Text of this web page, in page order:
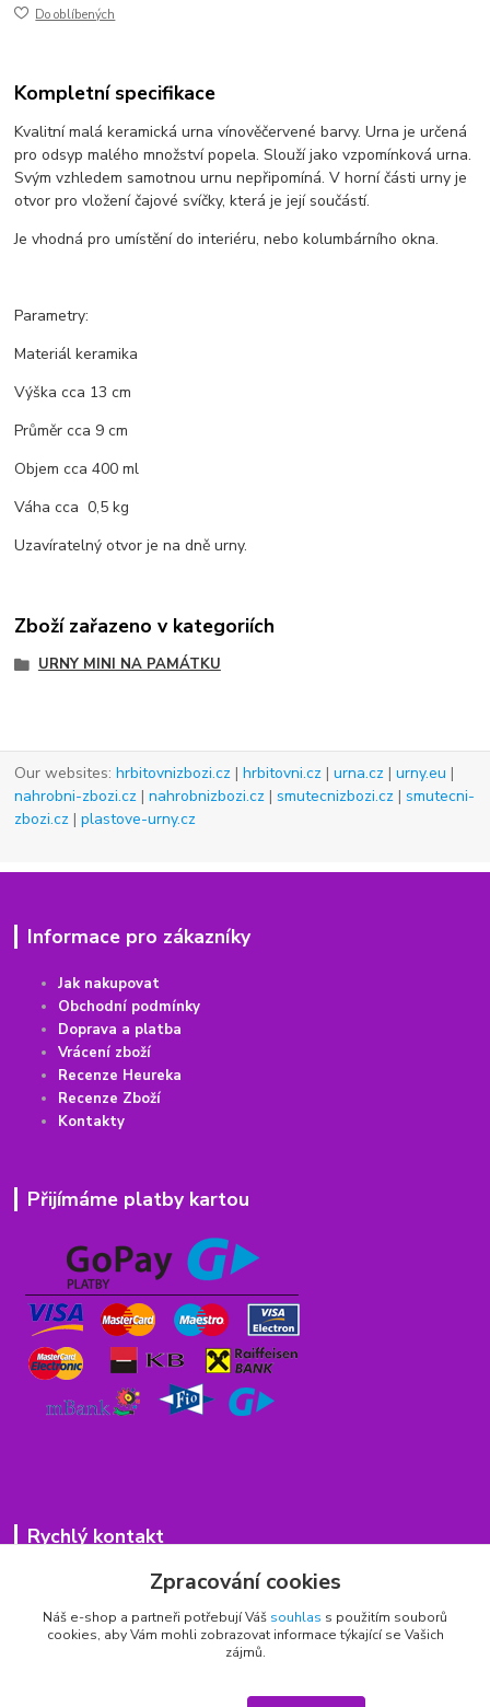
Do oblíbených
Kompletní specifikace
Kvalitní malá keramická urna vínověčervené barvy. Urna je určená
pro odsyp malého množství popela. Slouží jako vzpomínková urna.
Svým vzhledem samotnou urnu nepřipomíná. V horní části urny je
otvor pro vložení čajové svíčky, která je její součástí.
Je vhodná pro umístění do interiéru, nebo kolumbárního okna.
Parametry:
Materiál keramika
Výška cca 13 cm
Průměr cca 9 cm
Objem cca 400 ml
Váha cca 0,5 kg
Uzavíratelný otvor je na dně urny.
Zboží zařazeno v kategoriích
URNY MINI NA PAMÁTKU
Our websites:hrbitovnizbozi.cz |hrbitovni.cz |urna.cz |urny.eu |
nahrobni-zbozi.cz |nahrobnizbozi.cz |smutecnizbozi.cz |smutecni-
zbozi.cz |plastove-urny.cz
Informace pro zákazníky
Jak nakupovat
Obchodní podmínky
Doprava a platba
Vrácení zboží
Recenze Heureka
Recenze Zboží
Kontakty
Přijímáme platby kartou
Rychlý kontakt
Po - Pá 9,00 - 15,00 hod.
obchod(zavináč)hrbitovnizbozi.cz
Zpracování cookies
Náš e-shop a partneři potřebují Váš souhlas s použitím souborů
cookies, aby Vám mohli zobrazovat informace týkající se Vašich
zájmů.